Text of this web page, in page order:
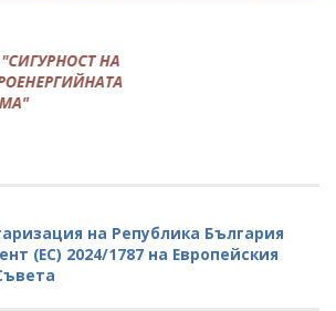
на Република България
(ЕС) 2024/1787 на Европейския